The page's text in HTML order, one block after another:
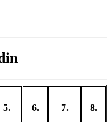
5.
6.
7.
8.